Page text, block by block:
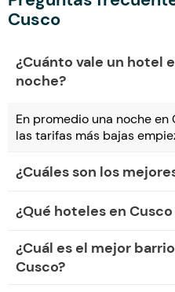
Cusco
¿Cuánto vale un hotel
noche?
En promedio una noche en
las tarifas más bajas
¿Cuáles son los
¿Qué hoteles en
¿Cuál es el mejor
Cusco?